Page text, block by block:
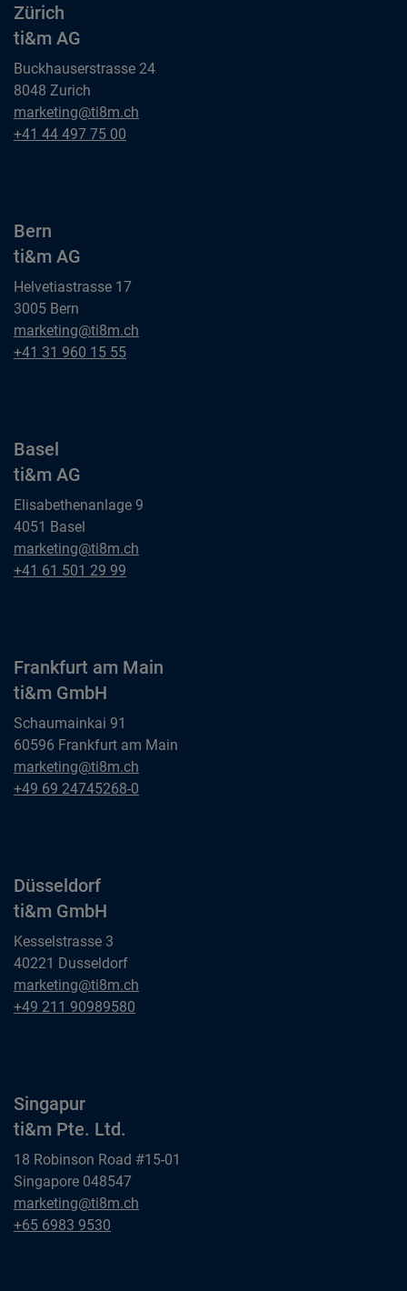
Zürich
ti&m AG
Buckhauserstrasse 24
8048 Zurich
Zürich
ti&m AG
marketing@ti8m.ch
Zürich
+41 44 497 75 00
Bern
ti&m AG
Helvetiastrasse 17
3005 Bern
Bern
ti&m AG
marketing@ti8m.ch
Bern
+41 31 960 15 55
Basel
ti&m AG
Elisabethenanlage 9
4051 Basel
Basel
ti&m AG
marketing@ti8m.ch
Basel
+41 61 501 29 99
Frankfurt am Main
ti&m GmbH
Schaumainkai 91
60596 Frankfurt am Main
Frankfurt am Main
ti&m GmbH
marketing@ti8m.ch
Frankfurt am Main
+49 69 24745268-0
Düsseldorf
ti&m GmbH
Kesselstrasse 3
40221 Dusseldorf
Düsseldorf
ti&m GmbH
marketing@ti8m.ch
Düsseldorf
+49 211 90989580
Singapur
ti&m Pte. Ltd.
18 Robinson Road #15-01
Singapore 048547
Singapur
ti&m Pte. Ltd.
marketing@ti8m.ch
Singapur
+65 6983 9530